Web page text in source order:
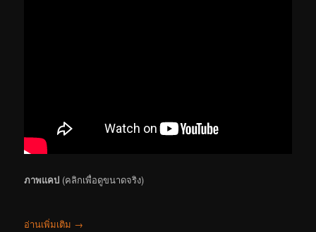
ภาพแคป (คลิกเพื่อดูขนาดจริง)
อ่านเพิ่มเติม →